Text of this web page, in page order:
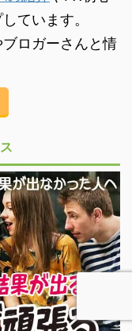
ています。
ロガーさんと情